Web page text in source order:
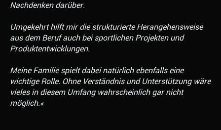
Nachdenken darüber.
Umgekehrt hilft mir die strukturierte Herangehensweise
aus dem Beruf auch bei sportlichen Projekten und
Produktentwicklungen.
Meine Familie spielt dabei natürlich ebenfalls eine
wichtige Rolle. Ohne Verständnis und Unterstützung wäre
vieles in diesem Umfang wahrscheinlich gar nicht
möglich.«